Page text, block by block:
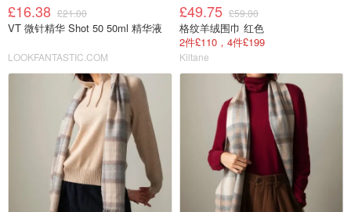
£16.38 £21.00
VT 微针精华 Shot 50 50ml 精华液
LOOKFANTASTIC.COM
£49.75 £59.00
格纹羊绒围巾 红色
2件£110，4件£199
Kiltane